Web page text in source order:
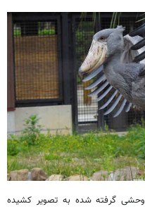
وحشی گرفته شده به تصویر کشیده